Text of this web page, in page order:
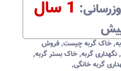
1 سال
,خاک گربه چیست,فروش
,نگهداری گربه,خاک بستر گربه,
گربه خانگی,